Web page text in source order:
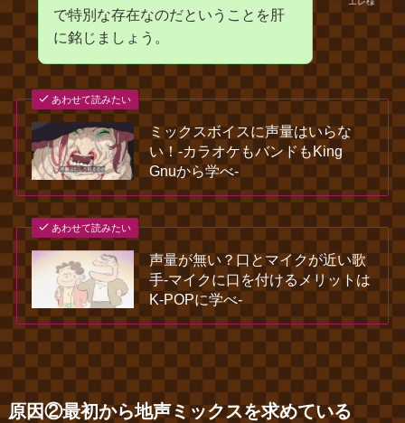
で特別な存在なのだということを肝
に銘じましょう。
あわせて読みたい
ミックスボイスに声量はいらな
い！‐カラオケもバンドもKing
Gnuから学べ‐
あわせて読みたい
声量が無い？口とマイクが近い歌
手‐マイクに口を付けるメリットは
K-POPに学べ‐
原因②最初から地声ミックスを求めている